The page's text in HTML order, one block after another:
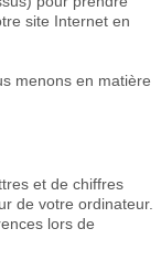
site Internet en
menons en matière
et de chiffres
de votre ordinateur.
lors de